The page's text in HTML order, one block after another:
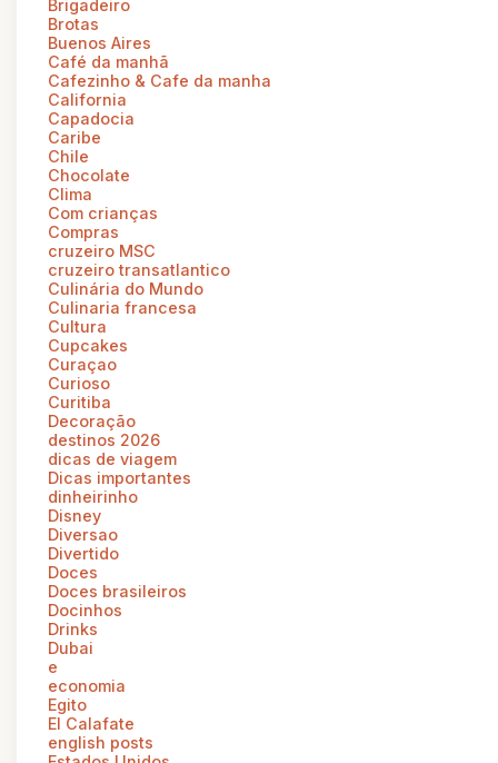
Brigadeiro
Brotas
Buenos Aires
Café da manhã
Cafezinho & Cafe da manha
California
Capadocia
Caribe
Chile
Chocolate
Clima
Com crianças
Compras
cruzeiro MSC
cruzeiro transatlantico
Culinária do Mundo
Culinaria francesa
Cultura
Cupcakes
Curaçao
Curioso
Curitiba
Decoração
destinos 2026
dicas de viagem
Dicas importantes
dinheirinho
Disney
Diversao
Divertido
Doces
Doces brasileiros
Docinhos
Drinks
Dubai
e
economia
Egito
El Calafate
english posts